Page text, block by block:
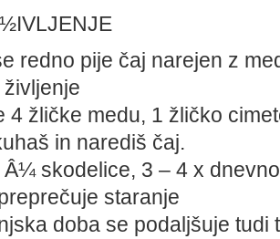
redno pije čaj narejen z
4 žličke medu, 1 žličko
in narediš čaj.
Â¼ skodelice, 3 – 4 x
staranje
doba se podaljšuje tudi